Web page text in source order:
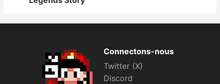
Connectons-nous
Twitter (X)
Discord